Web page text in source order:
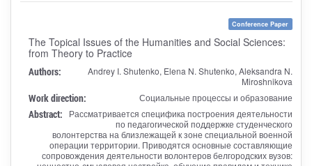
Conference Paper
The Topical Issues of the Humanities and Social Sciences:
from Theory to Practice
Authors:
Andrey I. Shutenko, Elena N. Shutenko, Aleksandra N.
Miroshnikova
Work direction: Социальные процессы и образование
Abstract:
Рассматривается специфика построения деятельности
по педагогической поддержке студенческого
волонтерства на близлежащей к зоне специальной военной
операции территории. Приводятся основные составляющие
сопровождения деятельности волонтеров белгородских вузов: